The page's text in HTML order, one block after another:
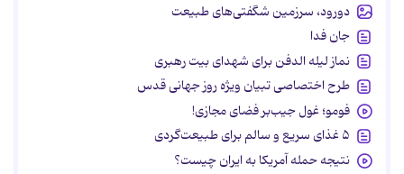
دورود، سرزمین شگفتی‌های طبیعت
جان فدا
نماز لیله الدفن برای شهدای بیت رهبری
طرح اختصاصی تبیان ویژه روز جهانی قدس
فومو؛ غول جیب‌بر فضای مجازی!
۵ غذای سریع و سالم برای طبیعت‌گردی
نتیجه حمله آمریکا به ایران چیست؟